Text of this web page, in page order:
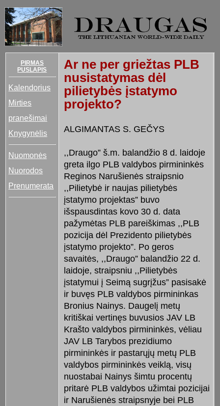
PIRMAS
PUSLAPIS
Kalendorius
Mirties
pranešimai
Knygynėlis
Nuomonės
Nuorodos
Prenumerata
Ar ne per griežtas PLB
nusistatymas dėl
pilietybės įstatymo
projekto?
ALGIMANTAS S. GEČYS
,,Draugo” š.m. balandžio 8 d. laidoje
greta ilgo PLB valdybos pirmininkės
Reginos Narušienės straipsnio
,,Pilietybė ir naujas pilietybės
įstatymo projektas” buvo
išspausdintas kovo 30 d. data
pažymėtas PLB pareiškimas ,,PLB
pozicija dėl Prezidento pilietybės
įstatymo projekto”. Po geros
savaitės, ,,Draugo” balandžio 22 d.
laidoje, straipsniu ,,Pilietybės
įstatymui į Seimą sugrįžus” pasisakė
ir buvęs PLB valdybos pirmininkas
Bronius Nainys. Daugelį metų
kritiškai vertinęs buvusios JAV LB
Krašto valdybos pirmininkės, vėliau
JAV LB Tarybos prezidiumo
pirmininkės ir pastarųjų metų PLB
valdybos pirmininkės veiklą, visų
nuostabai Nainys šimtu procentų
pritarė PLB valdybos užimtai pozicijai
ir Narušienės straipsnyje bei PLB